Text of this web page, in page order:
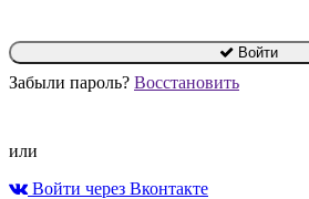
Войти
Забыли пароль? Восстановить
или
Войти через Вконтакте